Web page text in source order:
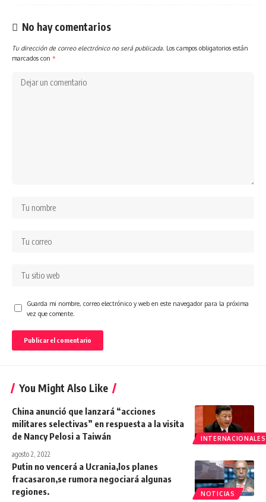
No hay comentarios
Tu dirección de correo electrónico no será publicada. Los campos obligatorios están
marcados con *
Guarda mi nombre, correo electrónico y web en este navegador para la próxima
vez que comente.
You Might Also Like
INTERNACIONALES
China anunció que lanzará “acciones
militares selectivas” en respuesta a la visita
de Nancy Pelosi a Taiwán
agosto 2, 2022
NOTICIAS
Putin no vencerá a Ucrania,los planes
fracasaron,se rumora negociará algunas
regiones.